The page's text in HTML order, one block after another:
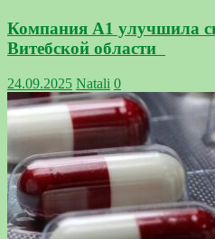
Компания А1 улучшила
Витебской области
24.09.2025 Natali 0